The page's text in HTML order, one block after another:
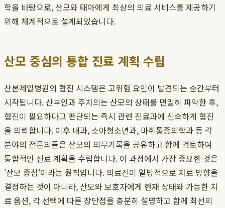
학을 바탕으로, 산모와 태아에게 최상의 의료 서비스를 제공하기
위해 체계적으로 설계되었습니다.
산모 중심의 통합 진료 계획 수립
산본제일병원의 협진 시스템은 고위험 요인이 발견되는 순간부터
시작됩니다. 산부인과 주치의는 산모의 상태를 면밀히 파악한 후,
협진이 필요하다고 판단되는 즉시 관련 진료과에 신속하게 협진
을 의뢰합니다. 이후 내과, 소아청소년과, 마취통증의학과 등 각
분야의 전문의들은 산모의 의무기록을 공유하고 함께 검토하여
통합적인 진료 계획을 수립합니다. 이 과정에서 가장 중요한 것은
'산모 중심'이라는 원칙입니다. 의료진이 일방적으로 치료 방향을
결정하는 것이 아니라, 산모와 보호자에게 현재 상태와 가능한 치
료 옵션, 각 선택에 따른 장단점을 충분히 설명하고 함께 최선의